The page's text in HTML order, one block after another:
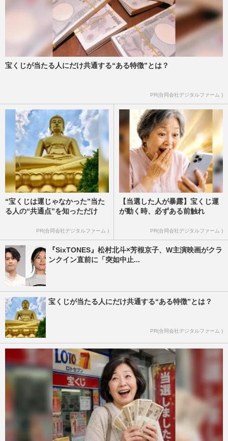
宝くじが当たる人にだけ共通する“ある特徴”とは？
PR(合同会社デジタルファーム )
“宝くじは運じゃなかった”当た
る人の“共通点”を知っただけ
PR(合同会社デジタルファーム )
【当選した人が暴露】宝くじ運
が動く時、必ずある前触れ
PR(合同会社デジタルファーム )
『SixTONES』松村北斗×芳根京子、W主演映画がクラ
ンクイン直前に「突如中止...
宝くじが当たる人にだけ共通する“ある特徴”とは？
PR(合同会社デジタルファーム )